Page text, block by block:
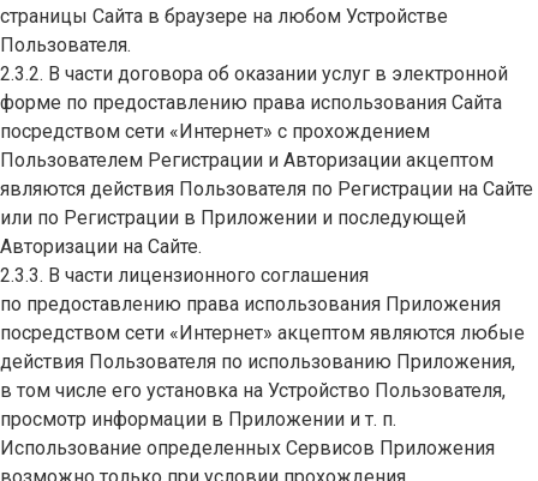
страницы Сайта в браузере на любом Устройстве
Пользователя.
2.3.2. В части договора об оказании услуг в электронной
форме по предоставлению права использования Сайта
посредством сети «Интернет» с прохождением
Пользователем Регистрации и Авторизации акцептом
являются действия Пользователя по Регистрации на Сайте
или по Регистрации в Приложении и последующей
Авторизации на Сайте.
2.3.3. В части лицензионного соглашения
по предоставлению права использования Приложения
посредством сети «Интернет» акцептом являются любые
действия Пользователя по использованию Приложения,
в том числе его установка на Устройство Пользователя,
просмотр информации в Приложении и т. п.
Использование определенных Сервисов Приложения